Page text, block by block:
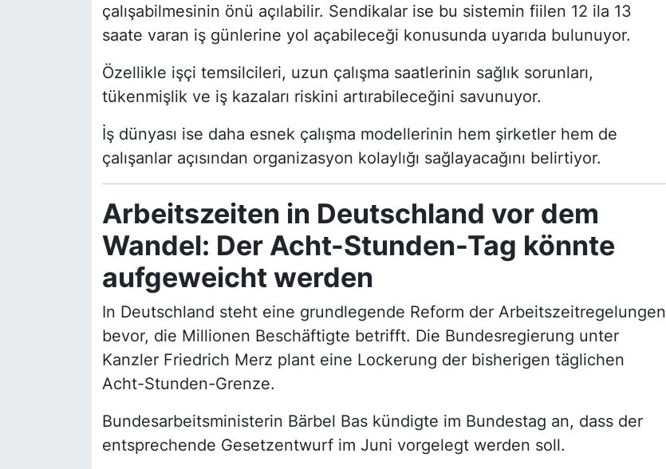
çalışabilmesinin önü açılabilir. Sendikalar ise bu sistemin fiilen 12 ila 13
saate varan iş günlerine yol açabileceği konusunda uyarıda bulunuyor.
Özellikle işçi temsilcileri, uzun çalışma saatlerinin sağlık sorunları,
tükenmişlik ve iş kazaları riskini artırabileceğini savunuyor.
İş dünyası ise daha esnek çalışma modellerinin hem şirketler hem de
çalışanlar açısından organizasyon kolaylığı sağlayacağını belirtiyor.
Arbeitszeiten in Deutschland vor dem
Wandel: Der Acht-Stunden-Tag könnte
aufgeweicht werden
In Deutschland steht eine grundlegende Reform der Arbeitszeitregelungen
bevor, die Millionen Beschäftigte betrifft. Die Bundesregierung unter
Kanzler Friedrich Merz plant eine Lockerung der bisherigen täglichen
Acht-Stunden-Grenze.
Bundesarbeitsministerin Bärbel Bas kündigte im Bundestag an, dass der
entsprechende Gesetzentwurf im Juni vorgelegt werden soll.